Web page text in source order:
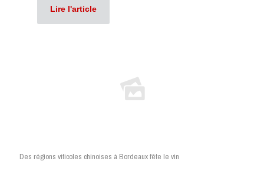
Lire l'article
Des régions viticoles chinoises à Bordeaux fête le vin